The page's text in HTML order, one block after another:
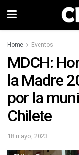
Home Eventos
MDCH:
la Madre
por la
Chilete
18 mayo, 2023